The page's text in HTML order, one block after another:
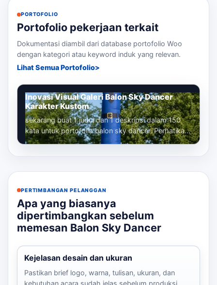
PORTOFOLIO
Portofolio pekerjaan terkait
Dokumentasi diambil dari database portofolio Woo
dengan kategori atau keyword induk yang relevan.
Lihat Semua Portofolio
Inovasi Visual Galeri Balon Sky Dancer
Karakter Kustom
sekarang buat 1 judul dan 1 deskripsi dalam 150
kata untuk portofolio balon sky dancer. Perhatikan
bahwa kita sudah membuat banyak...
PERTIMBANGAN PELANGGAN
Apa yang biasanya
dipertimbangkan sebelum
memesan Balon Sky Dancer
Kejelasan desain dan ukuran
Pastikan brief logo, warna, tulisan, ukuran, dan
kebutuhan acara sudah jelas sebelum produksi